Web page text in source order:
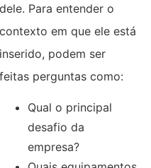
dele. Para entender o
contexto em que ele está
inserido, podem ser
feitas perguntas como:
Qual o principal
desafio da
empresa?